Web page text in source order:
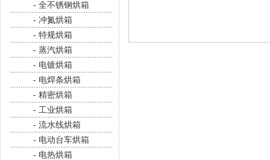
- 全不锈钢烘箱
- 冲氮烘箱
- 特规烘箱
- 蒸汽烘箱
- 电镀烘箱
- 电焊条烘箱
- 精密烘箱
- 工业烘箱
- 流水线烘箱
- 电动台车烘箱
- 电热烘箱